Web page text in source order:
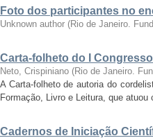
Foto dos participantes no
Unknown author (Rio de Janeiro.
Carta-folheto do I
Neto, Crispiniano (Rio de Janeiro.
A Carta-folheto de autoria do
Formação, Livro e Leitura, que
Cadernos de Iniciação